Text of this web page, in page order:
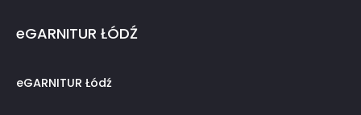
eGARNITUR ŁÓDŹ
eGARNITUR Łódź